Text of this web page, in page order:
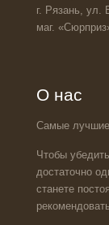
г. Рязань, ул.
маг.
О нас
Самые
Чтобы
достаточно
станете
рекомендовать.